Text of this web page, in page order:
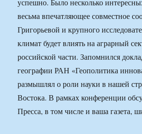
успешно. Было несколько
весьма впечатляющее совместное
Григорьевой и крупного
климат будет влиять на аграрный
российской части. Запомнился
географии РАН «Геополитика
размышлял о роли науки в нашей
Востока. В рамках конференции
Пресса, в том числе и ваша газета,